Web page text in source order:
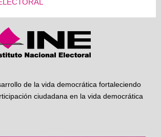
de la vida democrática fortaleciendo
ciudadana en la vida democrática